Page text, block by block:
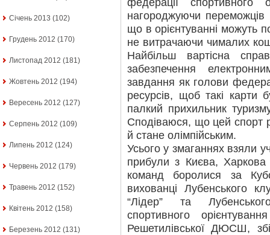
Січень 2013 (102)
Грудень 2012 (170)
Листопад 2012 (181)
Жовтень 2012 (194)
Вересень 2012 (127)
Серпень 2012 (109)
Липень 2012 (124)
Червень 2012 (179)
Травень 2012 (152)
Квітень 2012 (158)
Березень 2012 (131)
федерації спортивного
нагороджуючи переможців
що в орієнтуванні можуть
не витрачаючи чималих
Найбільш вартісна
забезпечення
завдання як голови
ресурсів, щоб такі
палкий прихильник
Сподіваюся, що цей спорт
й стане олімпійським.
Усього у змаганнях взяли
прибули з Києва, Харкова
команд боролися за
вихованці Лубенського
“Лідер” та
спортивного
Решетилівської ДЮСШ,